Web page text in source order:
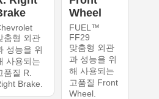
춤형 외관
성능을 위
사용되는
품질 R.
Brake.
Wheel
FUEL™
FF29
맞춤형 외관
과 성능을 위
해 사용되는
고품질 Front
Wheel.